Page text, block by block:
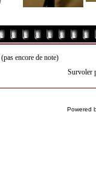
(pas encore de note)
Survoler
Powered